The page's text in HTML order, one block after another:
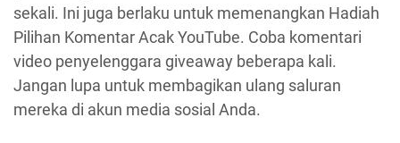
sekali. Ini juga berlaku untuk memenangkan Hadiah
Pilihan Komentar Acak YouTube. Coba komentari
video penyelenggara giveaway beberapa kali.
Jangan lupa untuk membagikan ulang saluran
mereka di akun media sosial Anda.